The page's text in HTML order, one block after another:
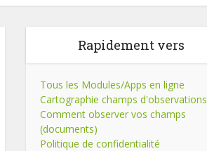
Rapidement vers
Tous les Modules/Apps en ligne
Cartographie champs d'observations
Comment observer vos champs
(documents)
Politique de confidentialité